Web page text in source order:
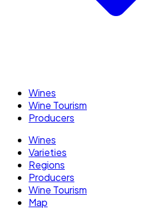
Wines
Wine Tourism
Producers
Wines
Varieties
Regions
Producers
Wine Tourism
Map